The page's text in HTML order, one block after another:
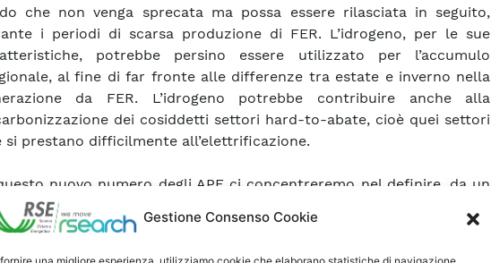
Gestione Consenso Cookie
che non venga sprecata ma possa essere rilasciata in seguito,
i periodi di scarsa produzione di FER. L’idrogeno, per le sue
potrebbe persino essere utilizzato per l’accumulo
al fine di far fronte alle differenze tra estate e inverno nella
da FER. L’idrogeno potrebbe contribuire anche alla
dei cosiddetti settori hard-to-abate, cioè quei settori
si prestano difficilmente all’elettrificazione.
nuovo numero degli APE ci concentreremo nel definire, da un
i vantaggi che l’idrogeno potrebbe offrire al sistema energetico a
delle attuali politiche di decarbonizzazione e, dall’altro, le